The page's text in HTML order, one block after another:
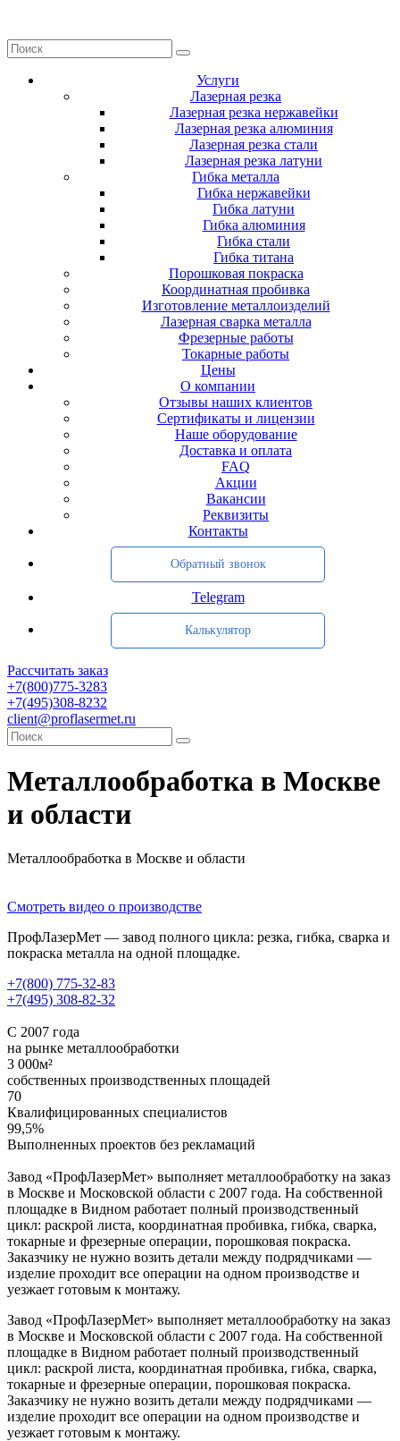
Услуги
Лазерная резка
Лазерная резка нержавейки
Лазерная резка алюминия
Лазерная резка стали
Лазерная резка латуни
Гибка металла
Гибка нержавейки
Гибка латуни
Гибка алюминия
Гибка стали
Гибка титана
Порошковая покраска
Координатная пробивка
Изготовление металлоизделий
Лазерная сварка металла
Фрезерные работы
Токарные работы
Цены
О компании
Отзывы наших клиентов
Сертификаты и лицензии
Наше оборудование
Доставка и оплата
FAQ
Акции
Вакансии
Реквизиты
Контакты
Обратный звонок
Telegram
Калькулятор
Рассчитать заказ
+7(800)775-3283
+7(495)308-8232
client@proflasermet.ru
Металлообработка в Москве
и области
Металлообработка в Москве и области
Смотреть видео о производстве
ПрофЛазерМет — завод полного цикла: резка, гибка, сварка и
покраска металла на одной площадке.
+7(800) 775-32-83
+7(495) 308-82-32
С 2007 года
на рынке металлообработки
3 000м²
собственных производственных площадей
70
Квалифицированных специалистов
99,5%
Выполненных проектов без рекламаций
Завод «ПрофЛазерМет» выполняет металлообработку на заказ
в Москве и Московской области с 2007 года. На собственной
площадке в Видном работает полный производственный
цикл: раскрой листа, координатная пробивка, гибка, сварка,
токарные и фрезерные операции, порошковая покраска.
Заказчику не нужно возить детали между подрядчиками —
изделие проходит все операции на одном производстве и
уезжает готовым к монтажу.
Завод «ПрофЛазерМет» выполняет металлообработку на заказ
в Москве и Московской области с 2007 года. На собственной
площадке в Видном работает полный производственный
цикл: раскрой листа, координатная пробивка, гибка, сварка,
токарные и фрезерные операции, порошковая покраска.
Заказчику не нужно возить детали между подрядчиками —
изделие проходит все операции на одном производстве и
уезжает готовым к монтажу.